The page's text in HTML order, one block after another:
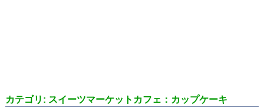
カテゴリ: スイーツマーケットカフェ：カップケーキ